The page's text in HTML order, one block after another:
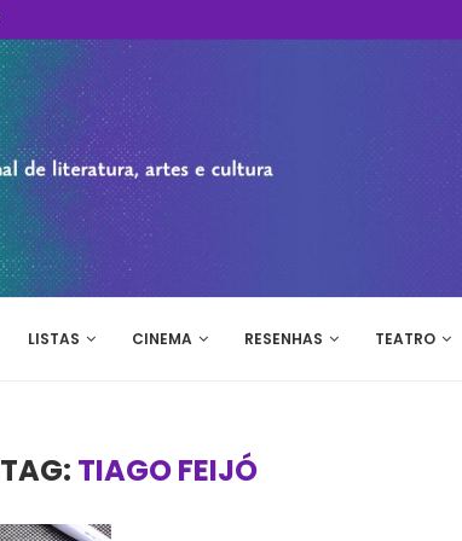
LISTAS CINEMA RESENHAS TEATRO
TAG: TIAGO FEIJÓ